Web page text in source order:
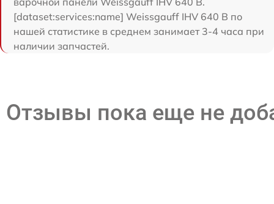
[dataset:services:name] Weissgauff IHV 640 B по
нашей статистике в среднем занимает 3-4 часа при
наличии запчастей.
Отзывы пока еще не